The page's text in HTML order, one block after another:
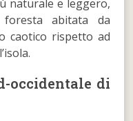
naturale e leggero,
abitata da
caotico rispetto ad
occidentale di